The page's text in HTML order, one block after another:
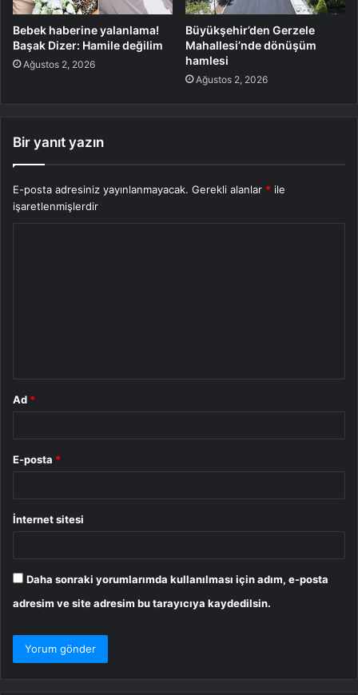
Bebek haberine yalanlama!
Başak Dizer: Hamile değilim
Ağustos 2, 2026
Büyükşehir’den Gerzele
Mahallesi’nde dönüşüm
hamlesi
Ağustos 2, 2026
Bir yanıt yazın
E-posta adresiniz yayınlanmayacak. Gerekli alanlar * ile
işaretlenmişlerdir
Ad *
E-posta *
İnternet sitesi
Daha sonraki yorumlarımda kullanılması için adım, e-posta
adresim ve site adresim bu tarayıcıya kaydedilsin.